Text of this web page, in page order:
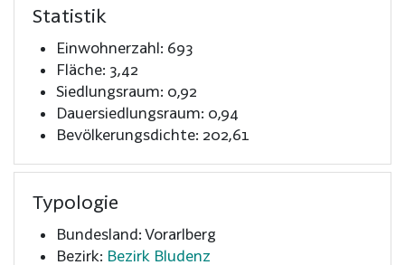
Statistik
Einwohnerzahl: 693
Fläche: 3,42
Siedlungsraum: 0,92
Dauersiedlungsraum: 0,94
Bevölkerungsdichte: 202,61
Typologie
Bundesland: Vorarlberg
Bezirk: Bezirk Bludenz